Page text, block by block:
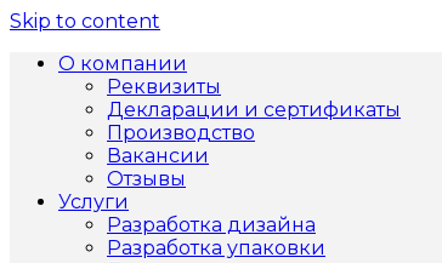
Skip to content
О компании
Реквизиты
Декларации и сертификаты
Производство
Вакансии
Отзывы
Услуги
Разработка дизайна
Разработка упаковки